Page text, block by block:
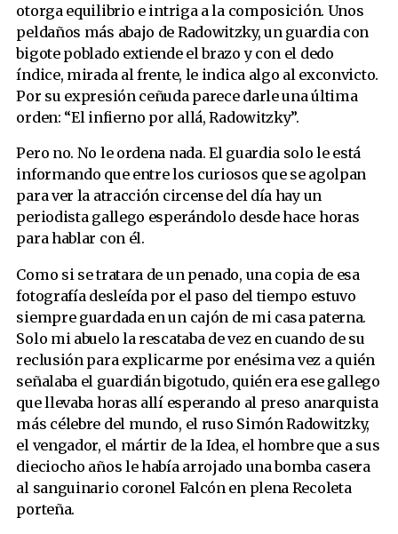
otorga equilibrio e intriga a la composición. Unos
peldaños más abajo de Radowitzky, un guardia con
bigote poblado extiende el brazo y con el dedo
índice, mirada al frente, le indica algo al exconvicto.
Por su expresión ceñuda parece darle una última
orden: “El infierno por allá, Radowitzky”.
Pero no. No le ordena nada. El guardia solo le está
informando que entre los curiosos que se agolpan
para ver la atracción circense del día hay un
periodista gallego esperándolo desde hace horas
para hablar con él.
Como si se tratara de un penado, una copia de esa
fotografía desleída por el paso del tiempo estuvo
siempre guardada en un cajón de mi casa paterna.
Solo mi abuelo la rescataba de vez en cuando de su
reclusión para explicarme por enésima vez a quién
señalaba el guardián bigotudo, quién era ese gallego
que llevaba horas allí esperando al preso anarquista
más célebre del mundo, el ruso Simón Radowitzky,
el vengador, el mártir de la Idea, el hombre que a sus
dieciocho años le había arrojado una bomba casera
al sanguinario coronel Falcón en plena Recoleta
porteña.